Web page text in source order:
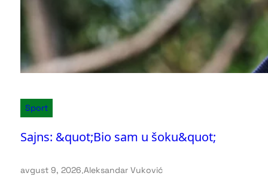
Sport
Sajns: &quot;Bio sam u šoku&quot;
avgust 9, 2026.Aleksandar Vuković